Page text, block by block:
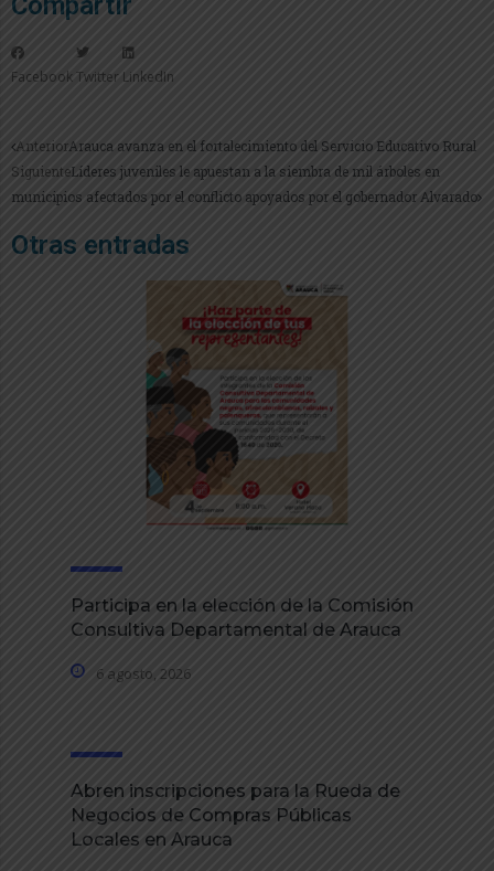
FacebookTwitter LinkedIn
AnteriorArauca avanza en el fortalecimiento del Servicio Educativo Rural
SiguienteLíderes juveniles le apuestan a la siembra de mil árboles en
municipios afectados por el conflicto apoyados por el gobernador Alvarado
Otras entradas
Participa en la elección de la Comisión
Consultiva Departamental de Arauca
6 agosto, 2026
Abren inscripciones para la Rueda de
Negocios de Compras Públicas
Locales en Arauca